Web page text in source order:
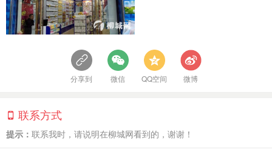
分享到 微信 QQ空间 微博
联系方式
提示： 联系我时，请说明在柳城网看到的，谢谢！